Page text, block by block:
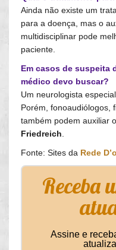
Ainda não existe um
para a doença, mas o
multidisciplinar pode
paciente.
Em casos de suspeita
médico devo buscar?
Um neurologista
Porém, fonoaudiólogos,
também podem auxiliar
Friedreich.
Fonte: Sites da Rede
Receba
Assine e